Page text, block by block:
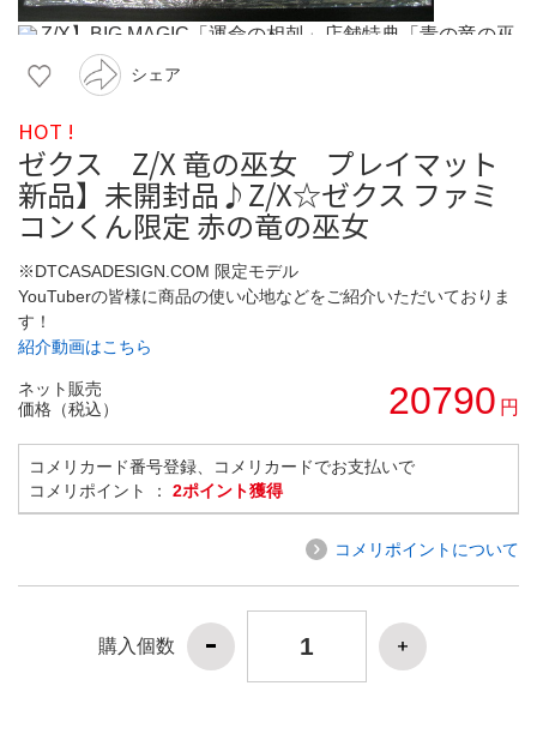
シェア
HOT !
ゼクス Z/X 竜の巫女 プレイマット
新品】未開封品♪Z/X☆ゼクス ファミ
コンくん限定 赤の竜の巫女
※DTCASADESIGN.COM 限定モデル
YouTuberの皆様に商品の使い心地などをご紹介いただいておりま
す！
紹介動画はこちら
ネット販売
価格（税込）
20790 円
コメリカード番号登録、コメリカードでお支払いで
コメリポイント ： 2ポイント獲得
コメリポイントについて
購入個数